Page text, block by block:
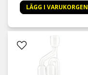
LÄGG I VARUKORGEN